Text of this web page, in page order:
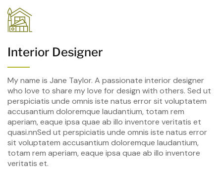
Interior Designer
My name is Jane Taylor. A passionate interior designer
who love to share my love for design with others. Sed ut
perspiciatis unde omnis iste natus error sit voluptatem
accusantium doloremque laudantium, totam rem
aperiam, eaque ipsa quae ab illo inventore veritatis et
quasi.nnSed ut perspiciatis unde omnis iste natus error
sit voluptatem accusantium doloremque laudantium,
totam rem aperiam, eaque ipsa quae ab illo inventore
veritatis et.